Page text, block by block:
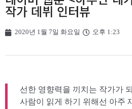
작가 데뷔 인터뷰
2020년 1월 7일 화요일 오후 1:23
선한 영향력을 끼치는 작가가
사람이 읽게 하기 위해선 아주